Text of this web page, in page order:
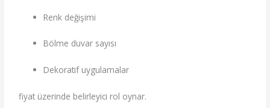
Renk değişimi
Bölme duvar sayısı
Dekoratif uygulamalar
fiyat üzerinde belirleyici rol oynar.